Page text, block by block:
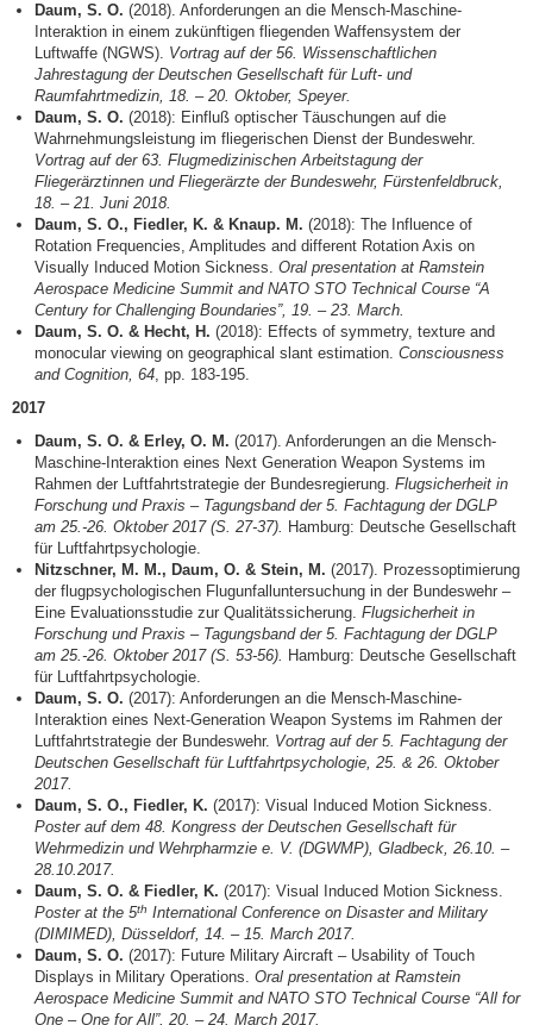
Daum, S. O. (2018). Anforderungen an die Mensch-Maschine-
Interaktion in einem zukünftigen fliegenden Waffensystem der
Luftwaffe (NGWS). Vortrag auf der 56. Wissenschaftlichen
Jahrestagung der Deutschen Gesellschaft für Luft- und
Raumfahrtmedizin, 18. – 20. Oktober, Speyer.
Daum, S. O. (2018): Einfluß optischer Täuschungen auf die
Wahrnehmungsleistung im fliegerischen Dienst der Bundeswehr.
Vortrag auf der 63. Flugmedizinischen Arbeitstagung der
Fliegerärztinnen und Fliegerärzte der Bundeswehr, Fürstenfeldbruck,
18. – 21. Juni 2018.
Daum, S. O., Fiedler, K. & Knaup. M. (2018): The Influence of
Rotation Frequencies, Amplitudes and different Rotation Axis on
Visually Induced Motion Sickness.Oral presentation at Ramstein
Aerospace Medicine Summit and NATO STO Technical Course “A
Century for Challenging Boundaries”, 19. – 23. March.
Daum, S. O. & Hecht, H. (2018): Effects of symmetry, texture and
monocular viewing on geographical slant estimation.Consciousness
and Cognition, 64, pp. 183-195.
2017
Daum, S. O. & Erley, O. M. (2017). Anforderungen an die Mensch-
Maschine-Interaktion eines Next Generation Weapon Systems im
Rahmen der Luftfahrtstrategie der Bundesregierung.Flugsicherheit in
Forschung und Praxis – Tagungsband der 5. Fachtagung der DGLP
am 25.-26. Oktober 2017 (S. 27-37). Hamburg: Deutsche Gesellschaft
für Luftfahrtpsychologie.
Nitzschner, M. M., Daum, O. & Stein, M. (2017). Prozessoptimierung
der flugpsychologischen Flugunfalluntersuchung in der Bundeswehr –
Eine Evaluationsstudie zur Qualitätssicherung.Flugsicherheit in
Forschung und Praxis – Tagungsband der 5. Fachtagung der DGLP
am 25.-26. Oktober 2017 (S. 53-56). Hamburg: Deutsche Gesellschaft
für Luftfahrtpsychologie.
Daum, S. O. (2017): Anforderungen an die Mensch-Maschine-
Interaktion eines Next-Generation Weapon Systems im Rahmen der
Luftfahrtstrategie der Bundeswehr. Vortrag auf der 5. Fachtagung der
Deutschen Gesellschaft für Luftfahrtpsychologie, 25. & 26. Oktober
2017.
Daum, S. O., Fiedler, K. (2017): Visual Induced Motion Sickness.
Poster auf dem 48. Kongress der Deutschen Gesellschaft für
Wehrmedizin und Wehrpharmzie e. V. (DGWMP), Gladbeck, 26.10. –
28.10.2017.
Daum, S. O. & Fiedler, K. (2017): Visual Induced Motion Sickness.
Poster at the 5th International Conference on Disaster and Military
(DIMIMED), Düsseldorf, 14. – 15. March 2017.
Daum, S. O. (2017): Future Military Aircraft – Usability of Touch
Displays in Military Operations.Oral presentation at Ramstein
Aerospace Medicine Summit and NATO STO Technical Course “All for
One – One for All”, 20. – 24. March 2017.